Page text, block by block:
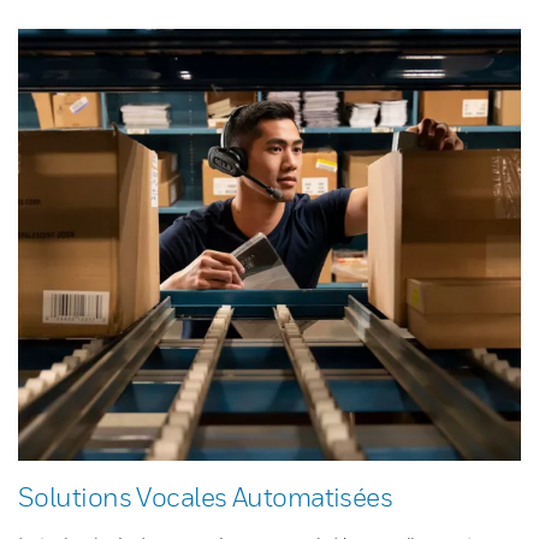
Solutions Vocales Automatisées